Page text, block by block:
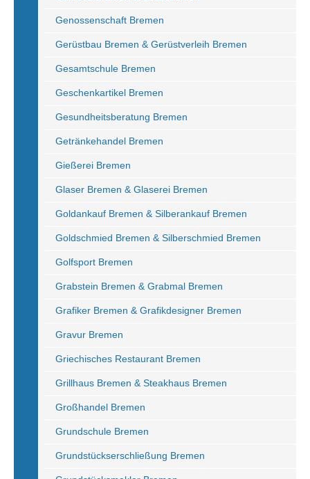
Genossenschaft Bremen
Gerüstbau Bremen & Gerüstverleih Bremen
Gesamtschule Bremen
Geschenkartikel Bremen
Gesundheitsberatung Bremen
Getränkehandel Bremen
Gießerei Bremen
Glaser Bremen & Glaserei Bremen
Goldankauf Bremen & Silberankauf Bremen
Goldschmied Bremen & Silberschmied Bremen
Golfsport Bremen
Grabstein Bremen & Grabmal Bremen
Grafiker Bremen & Grafikdesigner Bremen
Gravur Bremen
Griechisches Restaurant Bremen
Grillhaus Bremen & Steakhaus Bremen
Großhandel Bremen
Grundschule Bremen
Grundstückserschließung Bremen